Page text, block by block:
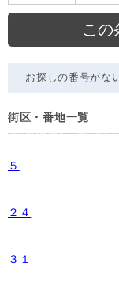
お探しの番号がな
街区・番地一覧
５
２４
３１